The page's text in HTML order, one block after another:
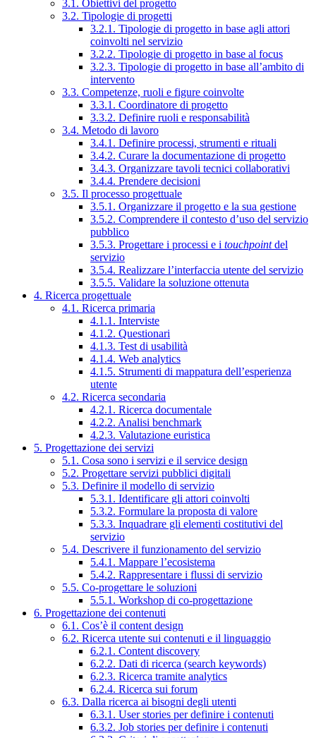
3.1. Obiettivi del progetto
3.2. Tipologie di progetti
3.2.1. Tipologie di progetto in base agli attori
coinvolti nel servizio
3.2.2. Tipologie di progetto in base al focus
3.2.3. Tipologie di progetto in base all’ambito di
intervento
3.3. Competenze, ruoli e figure coinvolte
3.3.1. Coordinatore di progetto
3.3.2. Definire ruoli e responsabilità
3.4. Metodo di lavoro
3.4.1. Definire processi, strumenti e rituali
3.4.2. Curare la documentazione di progetto
3.4.3. Organizzare tavoli tecnici collaborativi
3.4.4. Prendere decisioni
3.5. Il processo progettuale
3.5.1. Organizzare il progetto e la sua gestione
3.5.2. Comprendere il contesto d’uso del servizio
pubblico
3.5.3. Progettare i processi e i touchpointdel
servizio
3.5.4. Realizzare l’interfaccia utente del servizio
3.5.5. Validare la soluzione ottenuta
4. Ricerca progettuale
4.1. Ricerca primaria
4.1.1. Interviste
4.1.2. Questionari
4.1.3. Test di usabilità
4.1.4. Web analytics
4.1.5. Strumenti di mappatura dell’esperienza
utente
4.2. Ricerca secondaria
4.2.1. Ricerca documentale
4.2.2. Analisi benchmark
4.2.3. Valutazione euristica
5. Progettazione dei servizi
5.1. Cosa sono i servizi e il service design
5.2. Progettare servizi pubblici digitali
5.3. Definire il modello di servizio
5.3.1. Identificare gli attori coinvolti
5.3.2. Formulare la proposta di valore
5.3.3. Inquadrare gli elementi costitutivi del
servizio
5.4. Descrivere il funzionamento del servizio
5.4.1. Mappare l’ecosistema
5.4.2. Rappresentare i flussi di servizio
5.5. Co-progettare le soluzioni
5.5.1. Workshop di co-progettazione
6. Progettazione dei contenuti
6.1. Cos’è il content design
6.2. Ricerca utente sui contenuti e il linguaggio
6.2.1. Content discovery
6.2.2. Dati di ricerca (search keywords)
6.2.3. Ricerca tramite analytics
6.2.4. Ricerca sui forum
6.3. Dalla ricerca ai bisogni degli utenti
6.3.1. User stories per definire i contenuti
6.3.2. Job stories per definire i contenuti